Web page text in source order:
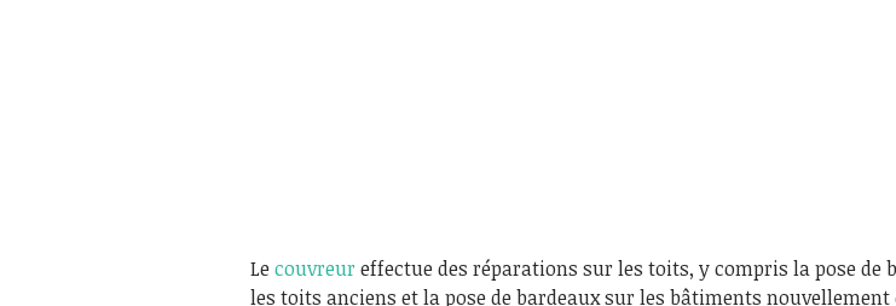
Le couvreur effectue des réparations sur les toits, y compris la pose de
les toits anciens et la pose de bardeaux sur les bâtiments